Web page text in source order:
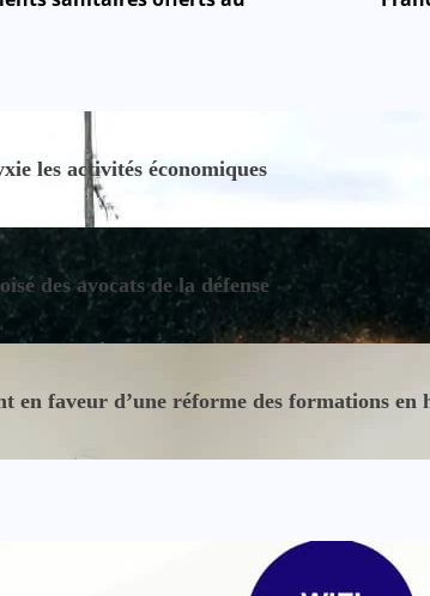
les activités économiques
des avocats de la défense
en faveur d’une réforme des formations en